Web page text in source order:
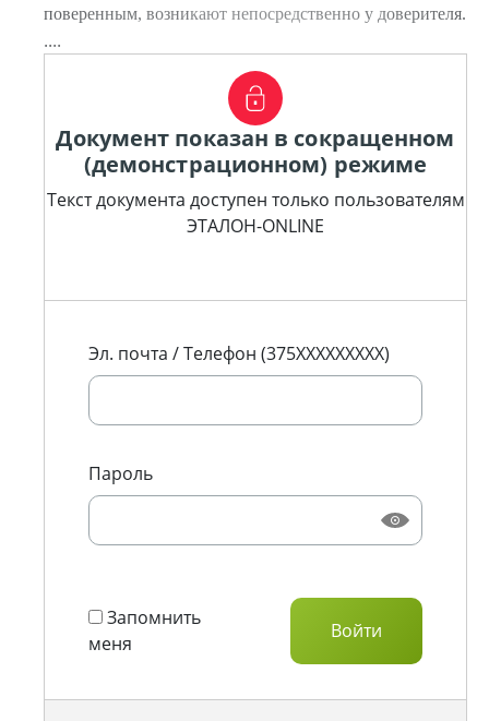
поверенным, возникают непосредственно у доверителя.
....
Документ показан в сокращенном
(демонстрационном) режиме
Текст документа доступен только пользователям
ЭТАЛОН-ONLINE
Эл. почта / Телефон (375XXXXXXXXX)
Пароль
Запомнить
меня